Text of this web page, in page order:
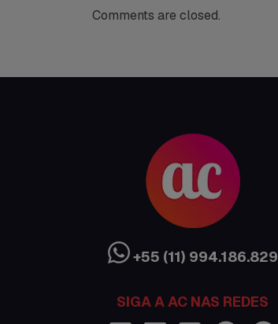
Comments are closed.
+55 (11) 994.186.829
SIGA A AC NAS REDES